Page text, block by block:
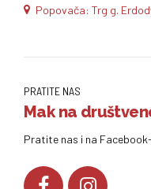
Popovača: Trg g.
PRATITE NAS
Mak na
Pratite nas i na